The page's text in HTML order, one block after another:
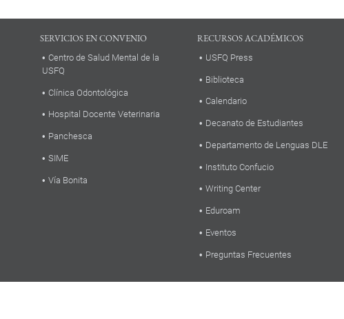
SERVICIOS EN CONVENIO
Centro de Salud Mental de la
USFQ
Clínica Odontológica
Hospital Docente Veterinaria
Panchesca
SIME
Vía Bonita
RECURSOS ACADÉMICOS
USFQ Press
Biblioteca
Calendario
Decanato de Estudiantes
Departamento de Lenguas DLE
Instituto Confucio
Writing Center
Eduroam
Eventos
Preguntas Frecuentes